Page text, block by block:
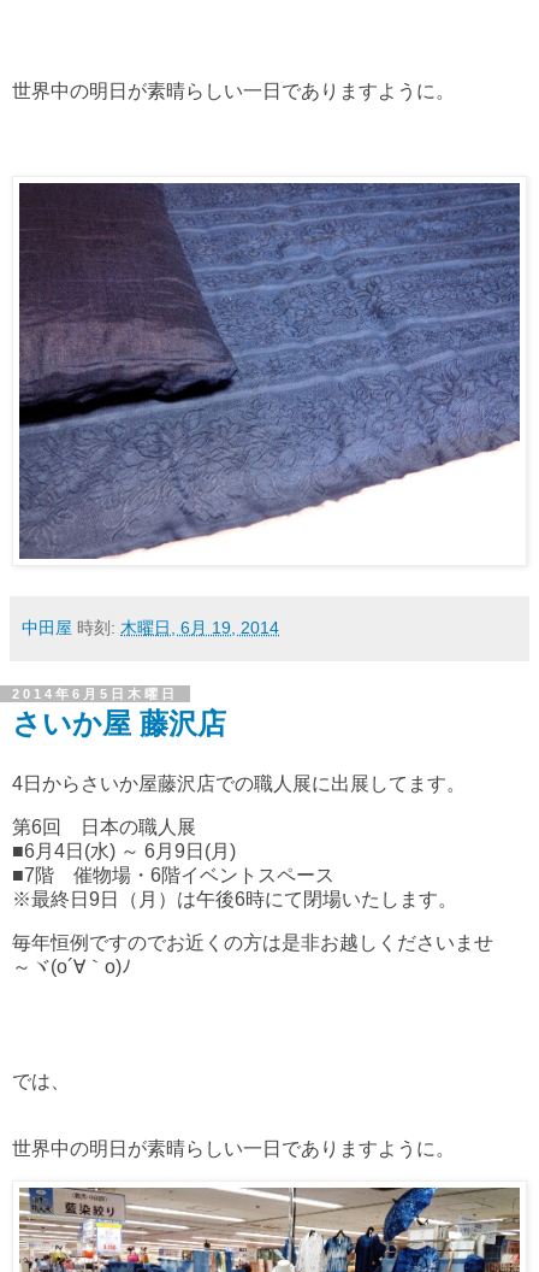
世界中の明日が素晴らしい一日でありますように。
中田屋 時刻: 木曜日, 6月 19, 2014
2014年6月5日木曜日
さいか屋 藤沢店
4日からさいか屋藤沢店での職人展に出展してます。
第6回 日本の職人展
■6月4日(水) ～ 6月9日(月)
■7階 催物場・6階イベントスペース
※最終日9日（月）は午後6時にて閉場いたします。
毎年恒例ですのでお近くの方は是非お越しくださいませ
～ヾ(o´∀｀o)ﾉ
では、
世界中の明日が素晴らしい一日でありますように。